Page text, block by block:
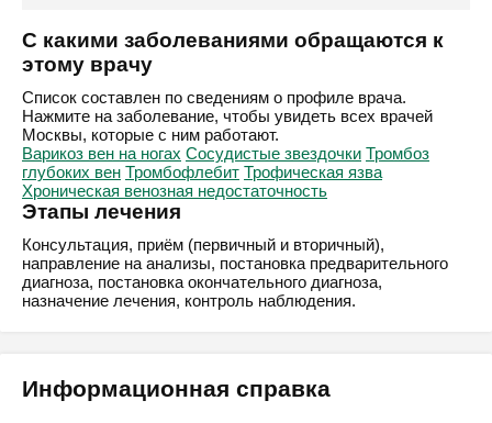
С какими заболеваниями обращаются к
этому врачу
Список составлен по сведениям о профиле врача.
Нажмите на заболевание, чтобы увидеть всех врачей
Москвы, которые с ним работают.
Варикоз вен на ногах Сосудистые звездочки Тромбоз
глубоких вен Тромбофлебит Трофическая язва
Хроническая венозная недостаточность
Этапы лечения
Консультация, приём (первичный и вторичный),
направление на анализы, постановка предварительного
диагноза, постановка окончательного диагноза,
назначение лечения, контроль наблюдения.
Информационная справка